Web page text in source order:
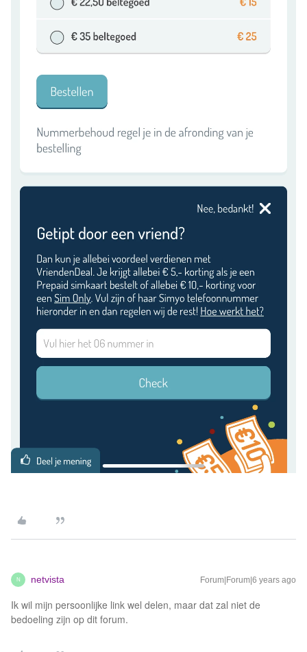
N netvista Forum|Forum|6 years ago
Ik wil mijn persoonlijke link wel delen, maar dat zal niet de
bedoeling zijn op dit forum.